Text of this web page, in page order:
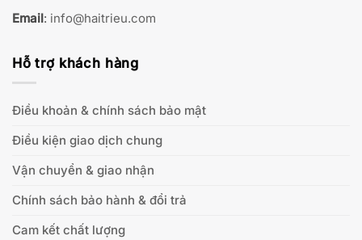
Email: info@haitrieu.com
Hỗ trợ khách hàng
Điều khoản & chính sách bảo mật
Điều kiện giao dịch chung
Vận chuyển & giao nhận
Chính sách bảo hành & đổi trả
Cam kết chất lượng